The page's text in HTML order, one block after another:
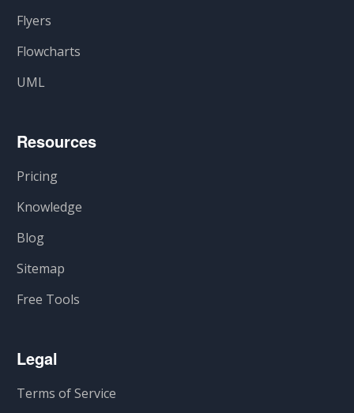
Flyers
Flowcharts
UML
Resources
Pricing
Knowledge
Blog
Sitemap
Free Tools
Legal
Terms of Service